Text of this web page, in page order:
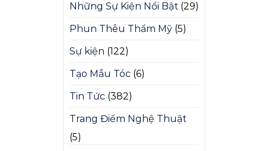
Những Sự Kiện Nổi Bật (29)
Phun Thêu Thẩm Mỹ (5)
Sự kiện (122)
Tạo Mẫu Tóc (6)
Tin Tức (382)
Trang Điểm Nghệ Thuật
(5)